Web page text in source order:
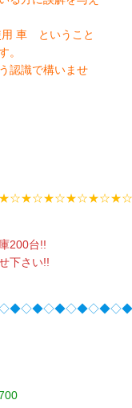
車 ということ
。
認識で構いませ
200台!!
下さい!!